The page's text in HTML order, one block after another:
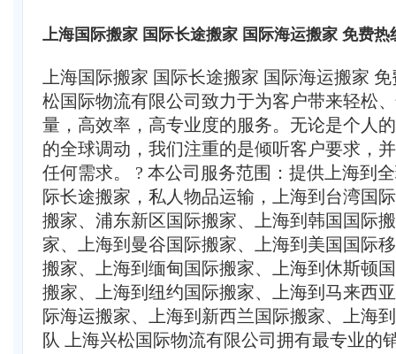
上海国际搬家 国际长途搬家 国际海运搬家 免费热
上海国际搬家 国际长途搬家 国际海运搬家
松国际物流有限公司致力于为客户带来轻松
量，高效率，高专业度的服务。无论是个人
的全球调动，我们注重的是倾听客户要求，
任何需求。 ? 本公司服务范围：提供上海到
际长途搬家，私人物品运输，上海到台湾国
搬家、浦东新区国际搬家、上海到韩国国际
家、上海到曼谷国际搬家、上海到美国国际
搬家、上海到缅甸国际搬家、上海到休斯顿
搬家、上海到纽约国际搬家、上海到马来西
际海运搬家、上海到新西兰国际搬家、上海
队 上海兴松国际物流有限公司拥有最专业的